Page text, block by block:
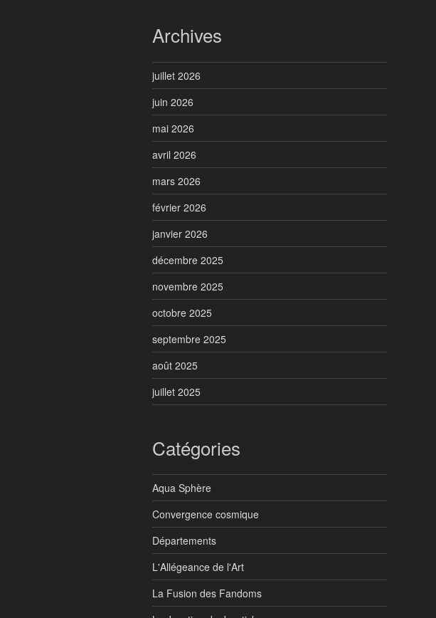
Archives
juillet 2026
juin 2026
mai 2026
avril 2026
mars 2026
février 2026
janvier 2026
décembre 2025
novembre 2025
octobre 2025
septembre 2025
août 2025
juillet 2025
Catégories
Aqua Sphère
Convergence cosmique
Départements
L'Allégeance de l'Art
La Fusion des Fandoms